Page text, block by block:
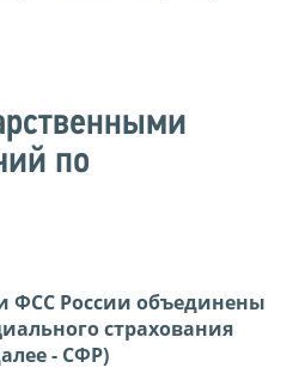
по
ФСС России объединены
страхования
- СФР)